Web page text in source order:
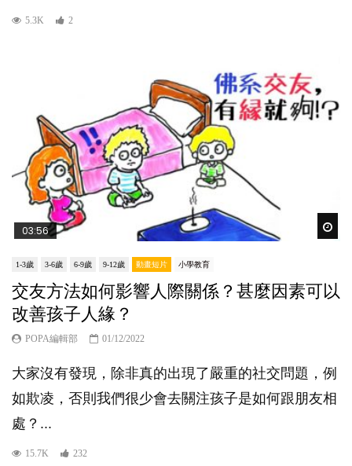
5.3K 2
03:56
1-3歲 3-6歲 6-9歲 9-12歲 動畫短片 小學教育
交友方法如何影響人際關係？甚麼因素可以
改善孩子人緣？
POPA編輯部 01/12/2022
大家沒有發現，除非真的出現了嚴重的社交問題，例
如欺凌，否則我們很少會去關注孩子是如何跟朋友相
處？...
15.7K 232